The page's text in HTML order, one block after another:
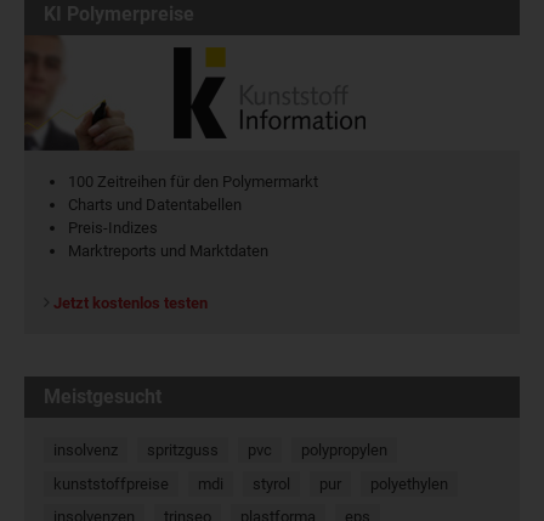
KI Polymerpreise
100 Zeitreihen für den Polymermarkt
Charts und Datentabellen
Preis-Indizes
Marktreports und Marktdaten
Jetzt kostenlos testen
Meistgesucht
insolvenz spritzguss pvc
polypropylen
kunststoffpreise
mdi styrol pur
polyethylen
insolvenzen
trinseo plastforma
eps